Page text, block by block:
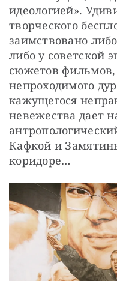
идеологией».
творческого
заимствовано
либо у советской
сюжетов фильмов,
непроходимого
кажущегося
невежества дает
Кафкой и
коридоре…